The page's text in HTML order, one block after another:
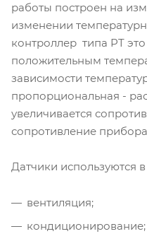
работы построен на
изменении
контроллер типа PT
положительным
зависимости
пропорциональная -
увеличивается
сопротивление
Датчики используются
вентиляция;
кондиционирование;